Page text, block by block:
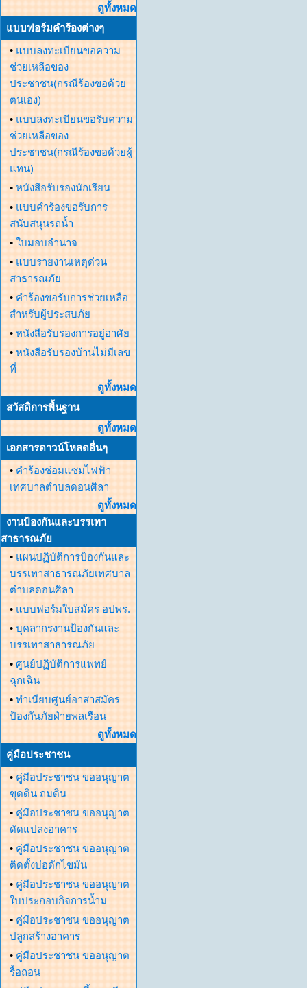
ดูทั้งหมด
แบบฟอร์มคำร้องต่างๆ
• แบบลงทะเบียนขอความ
ช่วยเหลือของ
ประชาชน(กรณีร้องขอด้วย
ตนเอง)
• แบบลงทะเบียนขอรับความ
ช่วยเหลือของ
ประชาชน(กรณีร้องขอด้วยผู้
แทน)
• หนังสือรับรองนักเรียน
• แบบคำร้องขอรับการ
สนับสนุนรถน้ำ
• ใบมอบอำนาจ
• แบบรายงานเหตุด่วน
สาธารณภัย
• คำร้องขอรับการช่วยเหลือ
สำหรับผู้ประสบภัย
• หนังสือรับรองการอยู่อาศัย
• หนังสือรับรองบ้านไม่มีเลข
ที่
ดูทั้งหมด
สวัสดิการพื้นฐาน
ดูทั้งหมด
เอกสารดาวน์โหลดอื่นๆ
• คำร้องซ่อมแซมไฟฟ้า
เทศบาลตำบลดอนศิลา
ดูทั้งหมด
งานป้องกันและบรรเทา
สาธารณภัย
• แผนปฏิบัติการป้องกันและ
บรรเทาสาธารณภัยเทศบาล
ตำบลดอนศิลา
• แบบฟอร์มใบสมัคร อปพร.
• บุคลากรงานป้องกันและ
บรรเทาสาธารณภัย
• ศูนย์ปฏิบัติการแพทย์
ฉุกเฉิน
• ทำเนียบศูนย์อาสาสมัคร
ป้องกันภัยฝ่ายพลเรือน
ดูทั้งหมด
คู่มือประชาชน
• คู่มือประชาชน ขออนุญาต
ขุดดิน ถมดิน
• คู่มือประชาชน ขออนุญาต
ดัดแปลงอาคาร
• คู่มือประชาชน ขออนุญาต
ติดตั้งบ่อดักไขมัน
• คู่มือประชาชน ขออนุญาต
ใบประกอบกิจการน้ำม
• คู่มือประชาชน ขออนุญาต
ปลูกสร้างอาคาร
• คู่มือประชาชน ขออนุญาต
รื้อถอน